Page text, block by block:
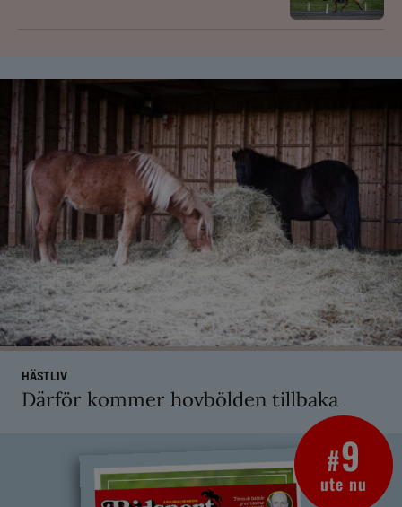
HÄSTLIV
Därför kommer hovbölden tillbaka
#9
ute nu